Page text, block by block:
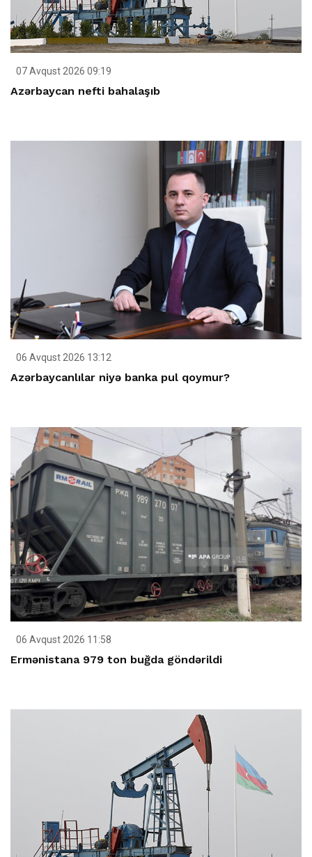
07 Avqust 2026 09:19
Azərbaycan nefti bahalaşıb
06 Avqust 2026 13:12
Azərbaycanlılar niyə banka pul qoymur?
06 Avqust 2026 11:58
Ermənistana 979 ton buğda göndərildi